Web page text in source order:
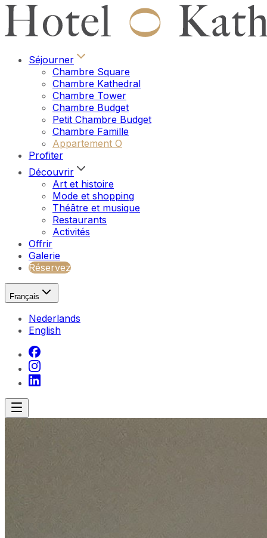
Séjourner
Chambre Square
Chambre Kathedral
Chambre Tower
Chambre Budget
Petit Chambre Budget
Chambre Famille
Appartement O
Profiter
Découvrir
Art et histoire
Mode et shopping
Théâtre et musique
Restaurants
Activités
Offrir
Galerie
Réservez
Français
Nederlands
English